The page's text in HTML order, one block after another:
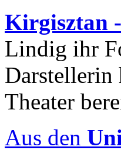
Kirgisztan
Lindig ihr
Darstellerin
Theater
Aus den